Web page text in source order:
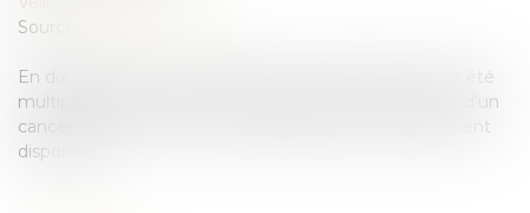
Source :
En dix ans, les ruptures de stock de médicaments ont été
multipliées par 20. Près de Calais, un patient souffrant d'un
cancer a été privé de chimiothérapie, faute de traitement
disponible...